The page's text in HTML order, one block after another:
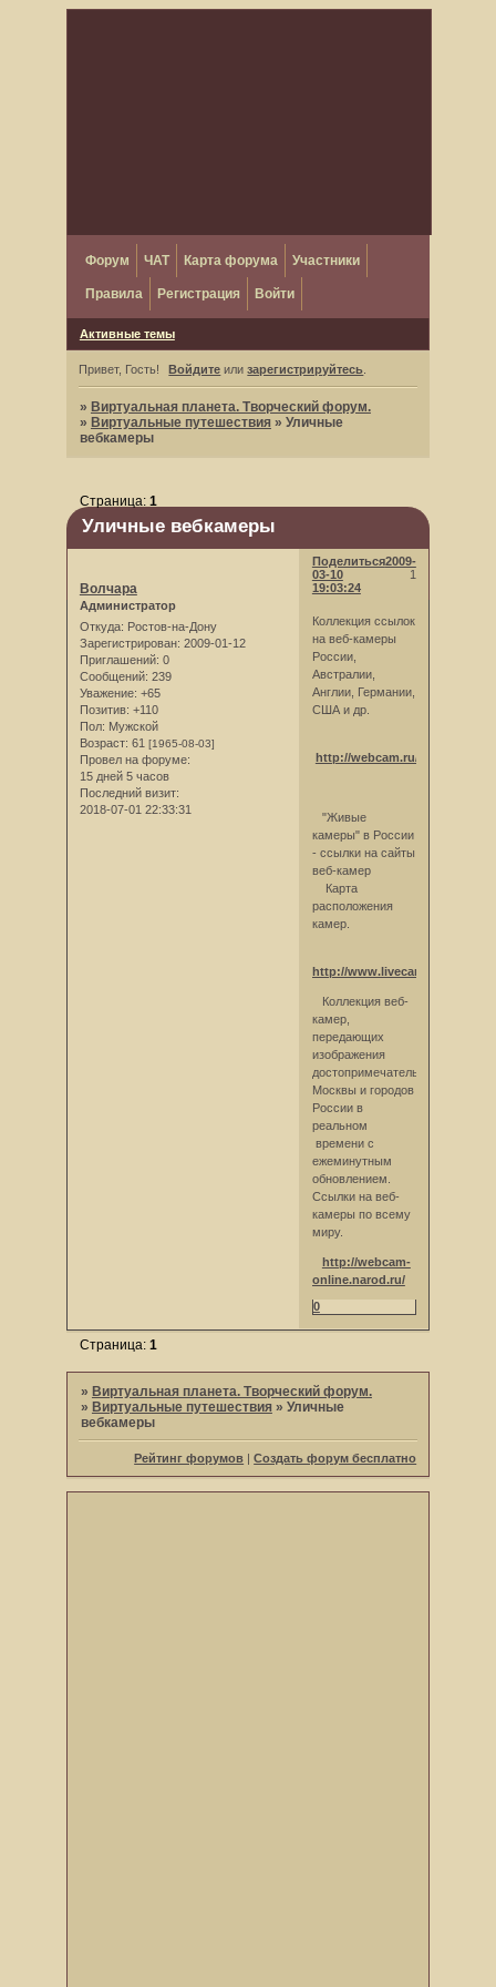
Форум ЧАТ Карта форума Участники
Правила Регистрация Войти
Активные темы
Привет, Гость! Войдите илизарегистрируйтесь
» Виртуальная планета. Творческий форум.
» Виртуальные путешествия » Уличные
вебкамеры
Уличные вебкамеры
Страница: 1
Поделиться
1
2009-
03-10
19:03:24
Волчара
Администратор
Откуда: Ростов-на-Дону
Зарегистрирован: 2009-01-12
Приглашений: 0
Сообщений: 239
Уважение: +65
Позитив: +110
Пол: Мужской
Возраст: 61 [1965-08-03]
Провел на форуме:
15 дней 5 часов
Последний визит:
2018-07-01 22:33:31
Коллекция ссылок
на веб-камеры
России,
Австралии,
Англии, Германии,
США и др.
http://webcam.ru/
"Живые
камеры" в России
- ссылки на сайты
веб-камер
Карта
расположения
камер.
http://www.livecam.ru/
Коллекция веб-
камер,
передающих
изображения
достопримечательностей
Москвы и городов
России в
реальном
времени с
ежеминутным
обновлением.
Ссылки на веб-
камеры по всему
миру.
http://webcam-
online.narod.ru/
0
Страница: 1
» Виртуальная планета. Творческий форум.
» Виртуальные путешествия » Уличные
вебкамеры
Рейтинг форумов |Создать форум бесплатно